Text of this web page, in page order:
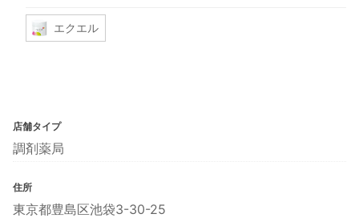
エクエル
店舗タイプ
調剤薬局
住所
東京都豊島区池袋3-30-25